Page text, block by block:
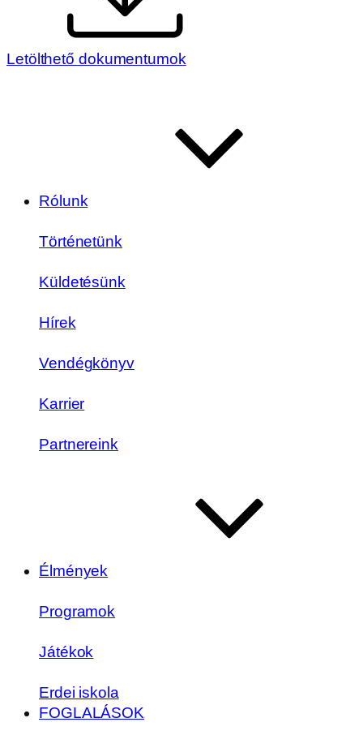
Letölthető dokumentumok
Rólunk
Történetünk
Küldetésünk
Hírek
Vendégkönyv
Karrier
Partnereink
Élmények
Programok
Játékok
Erdei iskola
FOGLALÁSOK